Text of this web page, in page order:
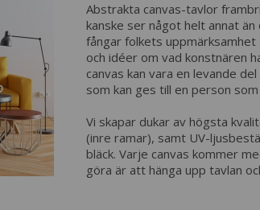
Abstrakta canvas-tavlor
kanske ser något helt annat
fångar folkets
och idéer om vad konstnären
canvas kan vara en levande
som kan ges till en person
Vi skapar dukar av högsta
(inre ramar), samt UV-
bläck. Varje canvas kommer
göra är att hänga upp tavlan